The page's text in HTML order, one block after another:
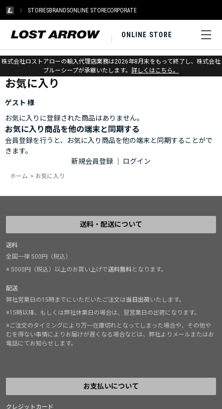
STORIESBRANDSONLINE STORECORPORATE
ONLINE STORE
株式会社ロストアローの輸入代理店業務は2026年8月末をもって終了し、株式会社
ブルーシープが承継いたします。 詳しくはこちら。
ホーム > お気に入り
お気に入り
ゲスト 様
お気に入りに登録された商品はありません。
お気に入り商品を他の端末と同期する
会員登録を行うと、お気に入り商品を他の端末と同期することがで
きます。
新規会員登録
ログイン
ホーム > お気に入り
送料・配送について
送料
全国一律 500円（税込）
※ 5000円（税込）以上のお買い上げで送料無料となります。
配送
弊社営業日の15時までにいただいたご注文は当日出荷いたします。
※15時以降、もしくは弊社休業日の場合は、翌営業日の出荷になります。
※ご注文のタイミングにより万一在庫切れとなってしまった場合や、その他や
むを得ない事情によりお届けが遅くなる場合などは、弊社よりメールまたはお
電話にてお知らせします。
お支払いについて
クレジットカード